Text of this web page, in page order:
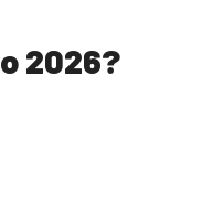
2026?